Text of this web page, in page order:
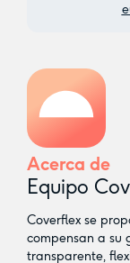
Acerca de
Equipo
Coverflex se
compensan a su
transparente,